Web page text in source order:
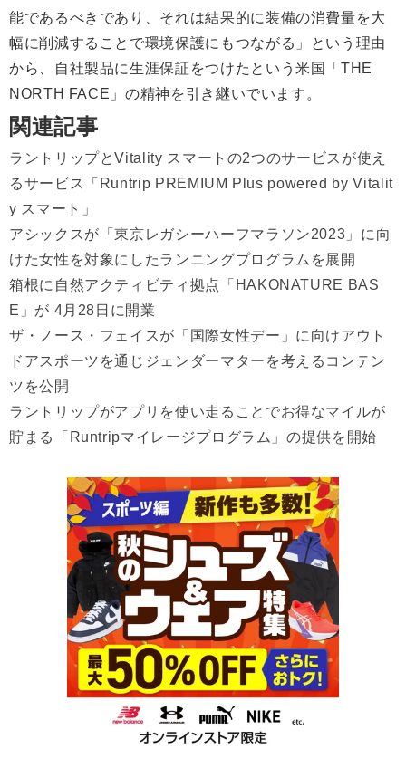
能であるべきであり、それは結果的に装備の消費量を大
幅に削減することで環境保護にもつながる」という理由
から、自社製品に生涯保証をつけたという米国「THE
NORTH FACE」の精神を引き継いでいます。
関連記事
ラントリップとVitality スマートの2つのサービスが使え
るサービス「Runtrip PREMIUM Plus powered by Vitalit
y スマート」
アシックスが「東京レガシーハーフマラソン2023」に向
けた女性を対象にしたランニングプログラムを展開
箱根に自然アクティビティ拠点「HAKONATURE BAS
E」が 4月28日に開業
ザ・ノース・フェイスが「国際女性デー」に向けアウト
ドアスポーツを通じジェンダーマターを考えるコンテン
ツを公開
ラントリップがアプリを使い走ることでお得なマイルが
貯まる「Runtripマイレージプログラム」の提供を開始